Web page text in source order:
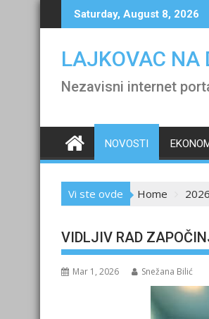
to
Saturday, August 8, 2026
LAJKOVAC NA
Nezavisni internet
NOVOSTI
Vi ste ovde Home 2026
VIDLJIV RAD
Mar 1, 2026 Snežana Bilić